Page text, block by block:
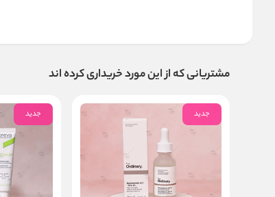
مشتریانی که از این مورد خریداری کرده اند
جدید جدید